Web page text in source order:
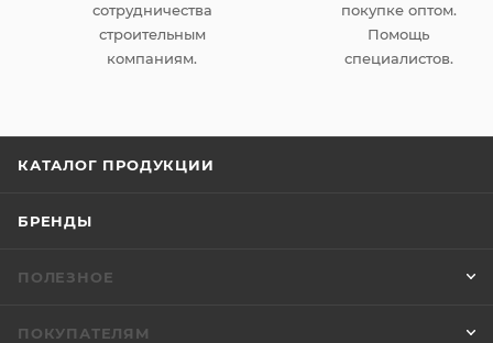
сотрудничества
строительным
компаниям.
покупке оптом.
Помощь
специалистов.
КАТАЛОГ ПРОДУКЦИИ
БРЕНДЫ
ПОЛЕЗНОЕ
ПОКУПАТЕЛЯМ